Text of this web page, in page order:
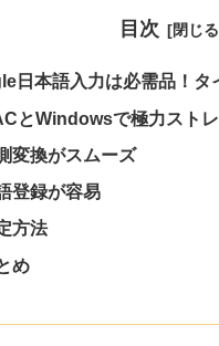
目次
日本語入力は必需品！タ
とWindowsで極力スト
変換がスムーズ
登録が容易
方法
め